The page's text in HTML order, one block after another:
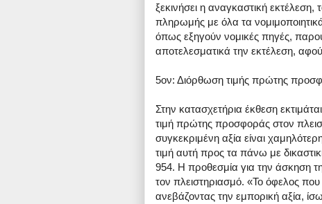
ξεκινήσει η αναγκαστική
πληρωμής με όλα τα
όπως εξηγούν νομικές πηγές,
αποτελεσματικά την εκτέλεση,
5ον: Διόρθωση τιμής πρώτης
Στην κατασχετήρια έκθεση
τιμή πρώτης προσφοράς στον
συγκεκριμένη αξία είναι
τιμή αυτή προς τα πάνω με
954. Η προθεσμία για την άσκηση
τον πλειστηριασμό. «Το όφελος που
ανεβάζοντας την εμπορική αξία,